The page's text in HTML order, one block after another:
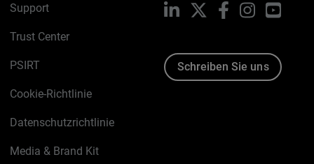
Support
Trust Center
PSIRT
Cookie-Richtlinie
Datenschutzrichtlinie
Media & Brand Kit
LinkedIn FacebookInstagram
Schreiben Sie uns